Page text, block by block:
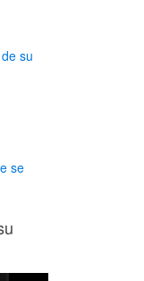
su
se